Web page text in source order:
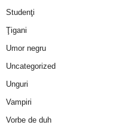
Studenţi
Ţigani
Umor negru
Uncategorized
Unguri
Vampiri
Vorbe de duh